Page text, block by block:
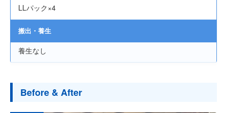
LLパック×4
搬出・養生
養生なし
Before & After